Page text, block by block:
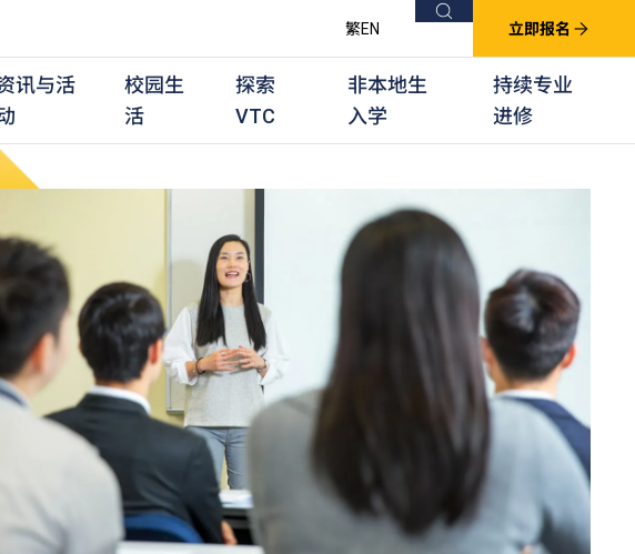
繁EN 搜索 立即报名
课程
修
学历程度
学士学位
高级文凭
证书
其他课程
应用学习课程
社群培训计划
其他专业课程
专业考试及认可
学徒及其他训练计划
修励计划
讯与活
校园生
活
探索
VTC
非本地生
入学
持续专业
进修